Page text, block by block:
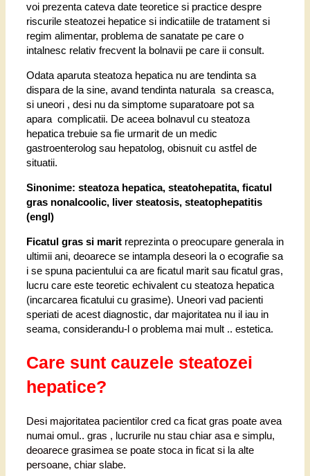
voi prezenta cateva date teoretice si practice despre
riscurile steatozei hepatice si indicatiile de tratament si
regim alimentar, problema de sanatate pe care o
intalnesc relativ frecvent la bolnavii pe care ii consult.
Odata aparuta steatoza hepatica nu are tendinta sa
dispara de la sine, avand tendinta naturala sa creasca,
si uneori , desi nu da simptome suparatoare pot sa
apara complicatii. De aceea bolnavul cu steatoza
hepatica trebuie sa fie urmarit de un medic
gastroenterolog sau hepatolog, obisnuit cu astfel de
situatii.
Sinonime: steatoza hepatica, steatohepatita, ficatul
gras nonalcoolic, liver steatosis, steatophepatitis
(engl)
Ficatul gras si marit reprezinta o preocupare generala in
ultimii ani, deoarece se intampla deseori la o ecografie sa
i se spuna pacientului ca are ficatul marit sau ficatul gras,
lucru care este teoretic echivalent cu steatoza hepatica
(incarcarea ficatului cu grasime). Uneori vad pacienti
speriati de acest diagnostic, dar majoritatea nu il iau in
seama, considerandu-l o problema mai mult .. estetica.
Care sunt cauzele steatozei
hepatice?
Desi majoritatea pacientilor cred ca ficat gras poate avea
numai omul.. gras , lucrurile nu stau chiar asa e simplu,
deoarece grasimea se poate stoca in ficat si la alte
persoane, chiar slabe.